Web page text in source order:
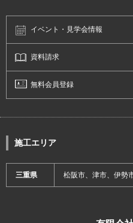
イベント・ 見学会情報
資料請求
無料会員登録
施工エリア
三重県 松阪市、津市、伊勢